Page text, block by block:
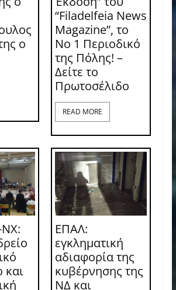
ο
“Filadelfeia News
Magazine”, το
Νο 1 Περιοδικό
της Πόλης! –
Δείτε το
Πρωτοσέλιδο
READ MORE
και
ΕΠΑΛ:
εγκληματική
αδιαφορία της
κυβέρνησης της
ΝΔ και